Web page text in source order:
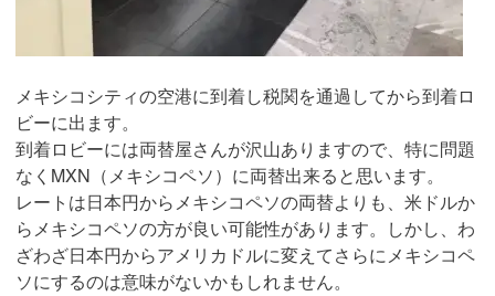
メキシコシティの空港に到着し税関を通過してから到着ロ
ビーに出ます。
到着ロビーには両替屋さんが沢山ありますので、特に問題
なくMXN（メキシコペソ）に両替出来ると思います。
レートは日本円からメキシコペソの両替よりも、米ドルか
らメキシコペソの方が良い可能性があります。しかし、わ
ざわざ日本円からアメリカドルに変えてさらにメキシコペ
ソにするのは意味がないかもしれません。